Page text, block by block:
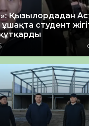
Қызылордадан
ұшақта студент